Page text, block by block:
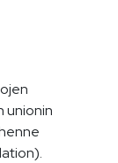
unionin